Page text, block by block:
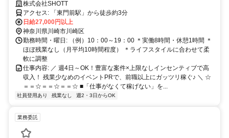
株式会社SHOTT
アクセス: 「東門前駅」から徒歩約3分
日給27,000円以上
神奈川県川崎市川崎区
勤務時間・曜日: （例）10：00～19：00 ＊実働8時間・休憩1時間 ＊
ほぼ残業なし（月平均10時間程度） ＊ライフスタイルに合わせて柔
軟に調整
仕事内容: ／ 週4日～OK！豊富な案件×上限なしインセンティブで高
収入！ 残業少なめのイベントPRで、前職以上にガッツリ稼ぐ♪ ＼ ☆
＝＝☆＝＝☆＝＝☆ ■「仕事がなくて稼げない」を...
社員登用あり 残業なし 週2・3日からOK
業務委託